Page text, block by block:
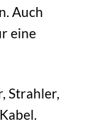
Auch
eine
Strahler,